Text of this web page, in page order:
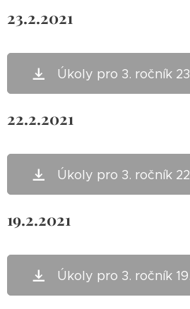
23.2.2021
Úkoly pro 3. ročník
22.2.2021
Úkoly pro 3. ročník
19.2.2021
Úkoly pro 3. ročník